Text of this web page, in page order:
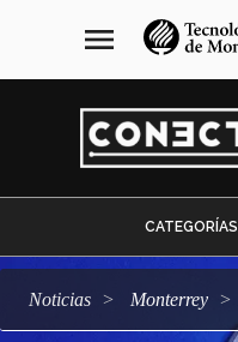
navegación
principal
menu
CATEGORÍAS
Noticias Monterrey